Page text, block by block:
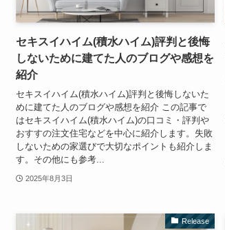
セキスイハイム(積水ハイム)評判と後悔
しないために建てた人のブログや感想を
紹介
セキスイハイム(積水ハイム)評判と後悔しないた
めに建てた人のブログや感想を紹介 この記事で
はセキスイハイム(積水ハイム)の口コミ・評判や
おすすの注文住宅などを中心に紹介します。失敗
しないための家選びで大切なポイントも紹介しま
す。その他にも参考...
2025年8月3日
Release